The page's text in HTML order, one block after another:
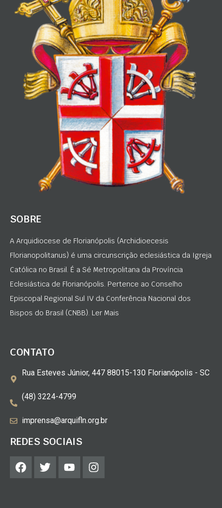
SOBRE
A Arquidiocese de Florianópolis (Archidioecesis
Florianopolitanus) é uma circunscrição eclesiástica da Igreja
Católica no Brasil. É a Sé Metropolitana da Província
Eclesiástica de Florianópolis. Pertence ao Conselho
Episcopal Regional Sul IV da Conferência Nacional dos
Bispos do Brasil (CNBB). Ler Mais
CONTATO
Rua Esteves Júnior, 447 88015-130 Florianópolis - SC
(48) 3224-4799
imprensa@arquifln.org.br
REDES SOCIAIS